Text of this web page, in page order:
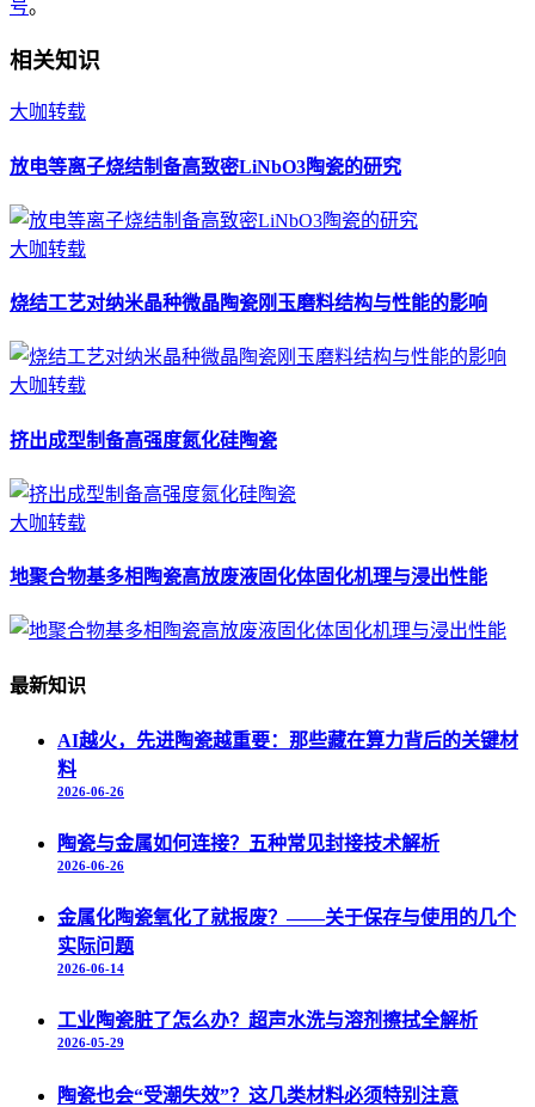
号。
相关知识
大咖转载
放电等离子烧结制备高致密LiNbO3陶瓷的研究
大咖转载
烧结工艺对纳米晶种微晶陶瓷刚玉磨料结构与性能的影响
大咖转载
挤出成型制备高强度氮化硅陶瓷
大咖转载
地聚合物基多相陶瓷高放废液固化体固化机理与浸出性能
最新知识
AI越火，先进陶瓷越重要：那些藏在算力背后的关键材
料
2026-06-26
陶瓷与金属如何连接？五种常见封接技术解析
2026-06-26
金属化陶瓷氧化了就报废？——关于保存与使用的几个
实际问题
2026-06-14
工业陶瓷脏了怎么办？超声水洗与溶剂擦拭全解析
2026-05-29
陶瓷也会“受潮失效”？这几类材料必须特别注意